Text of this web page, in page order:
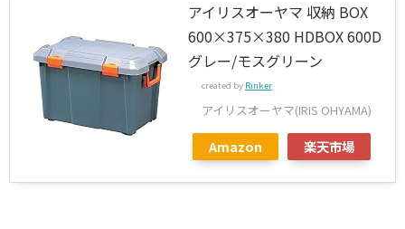
アイリスオーヤマ 収納 BOX
600×375×380 HDBOX 600D
グレー/モスグリーン
created by Rinker
アイリスオーヤマ(IRIS OHYAMA)
Amazon 楽天市場